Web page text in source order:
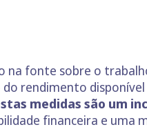
na fonte sobre o
rendimento
medidas são um
financeira e uma